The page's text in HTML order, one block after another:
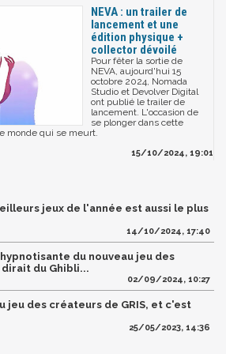
NEVA : un trailer de
lancement et une
édition physique +
collector dévoilé
Pour fêter la sortie de
NEVA, aujourd'hui 15
octobre 2024, Nomada
Studio et Devolver Digital
ont publié le trailer de
lancement. L'occasion de
se plonger dans cette
monde qui se meurt.
15/10/2024, 19:01
jeux de l'année est aussi le plus
14/10/2024, 17:40
du nouveau jeu des
dirait du Ghibli...
02/09/2024, 10:27
jeu des créateurs de GRIS, et c'est
25/05/2023, 14:36